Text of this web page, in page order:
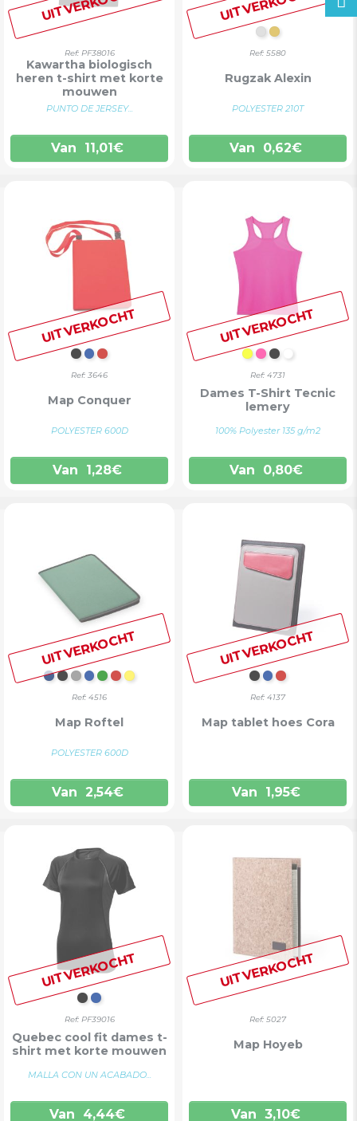
Ref: PF38016
Kawartha biologisch
heren t-shirt met korte
mouwen
PUNTO DE JERSEY...
Van 11,01€
ZILVER
GOUD
Ref: 5580
Rugzak Alexin
POLYESTER 210T
Van 0,62€
UITVERKOCHT
ZWART
BLAUW
ROOD
Ref: 3646
Map Conquer
POLYESTER 600D
Van 1,28€
UITVERKOCHT
FLUO GEEL
FLUO
ZWART
WIT
Ref: 4731
Dames T-Shirt Tecnic
lemery
100% Polyester 135 g/m2
Van 0,80€
UITVERKOCHT
MARINEBLAUW
ZWART
GRIJS
BLAUW
GROEN
ROOD
GEEL
Ref: 4516
Map Roftel
POLYESTER 600D
Van 2,54€
UITVERKOCHT
ZWART
BLAUW
ROOD
Ref: 4137
Map tablet hoes Cora
Van 1,95€
UITVERKOCHT
INTENS ZWART
BLAUW
Ref: PF39016
Quebec cool fit dames t-
shirt met korte mouwen
MALLA CON UN ACABADO...
Van 4,44€
UITVERKOCHT
Ref: 5027
Map Hoyeb
Van 3,10€